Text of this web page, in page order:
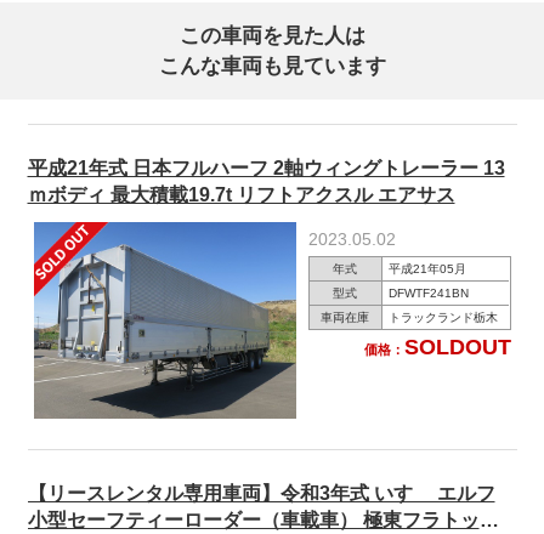
この車両を見た人は
こんな車両も見ています
平成21年式 日本フルハーフ 2軸ウィングトレーラー 13
ｍボディ 最大積載19.7t リフトアクスル エアサス
2023.05.02
年式
平成21年05月
型式
DFWTF241BN
車両在庫
トラックランド栃木
価格： SOLDOUT
【リースレンタル専用車両】令和3年式 いすゞ エルフ
小型セーフティーローダー（車載車） 極東フラトップ